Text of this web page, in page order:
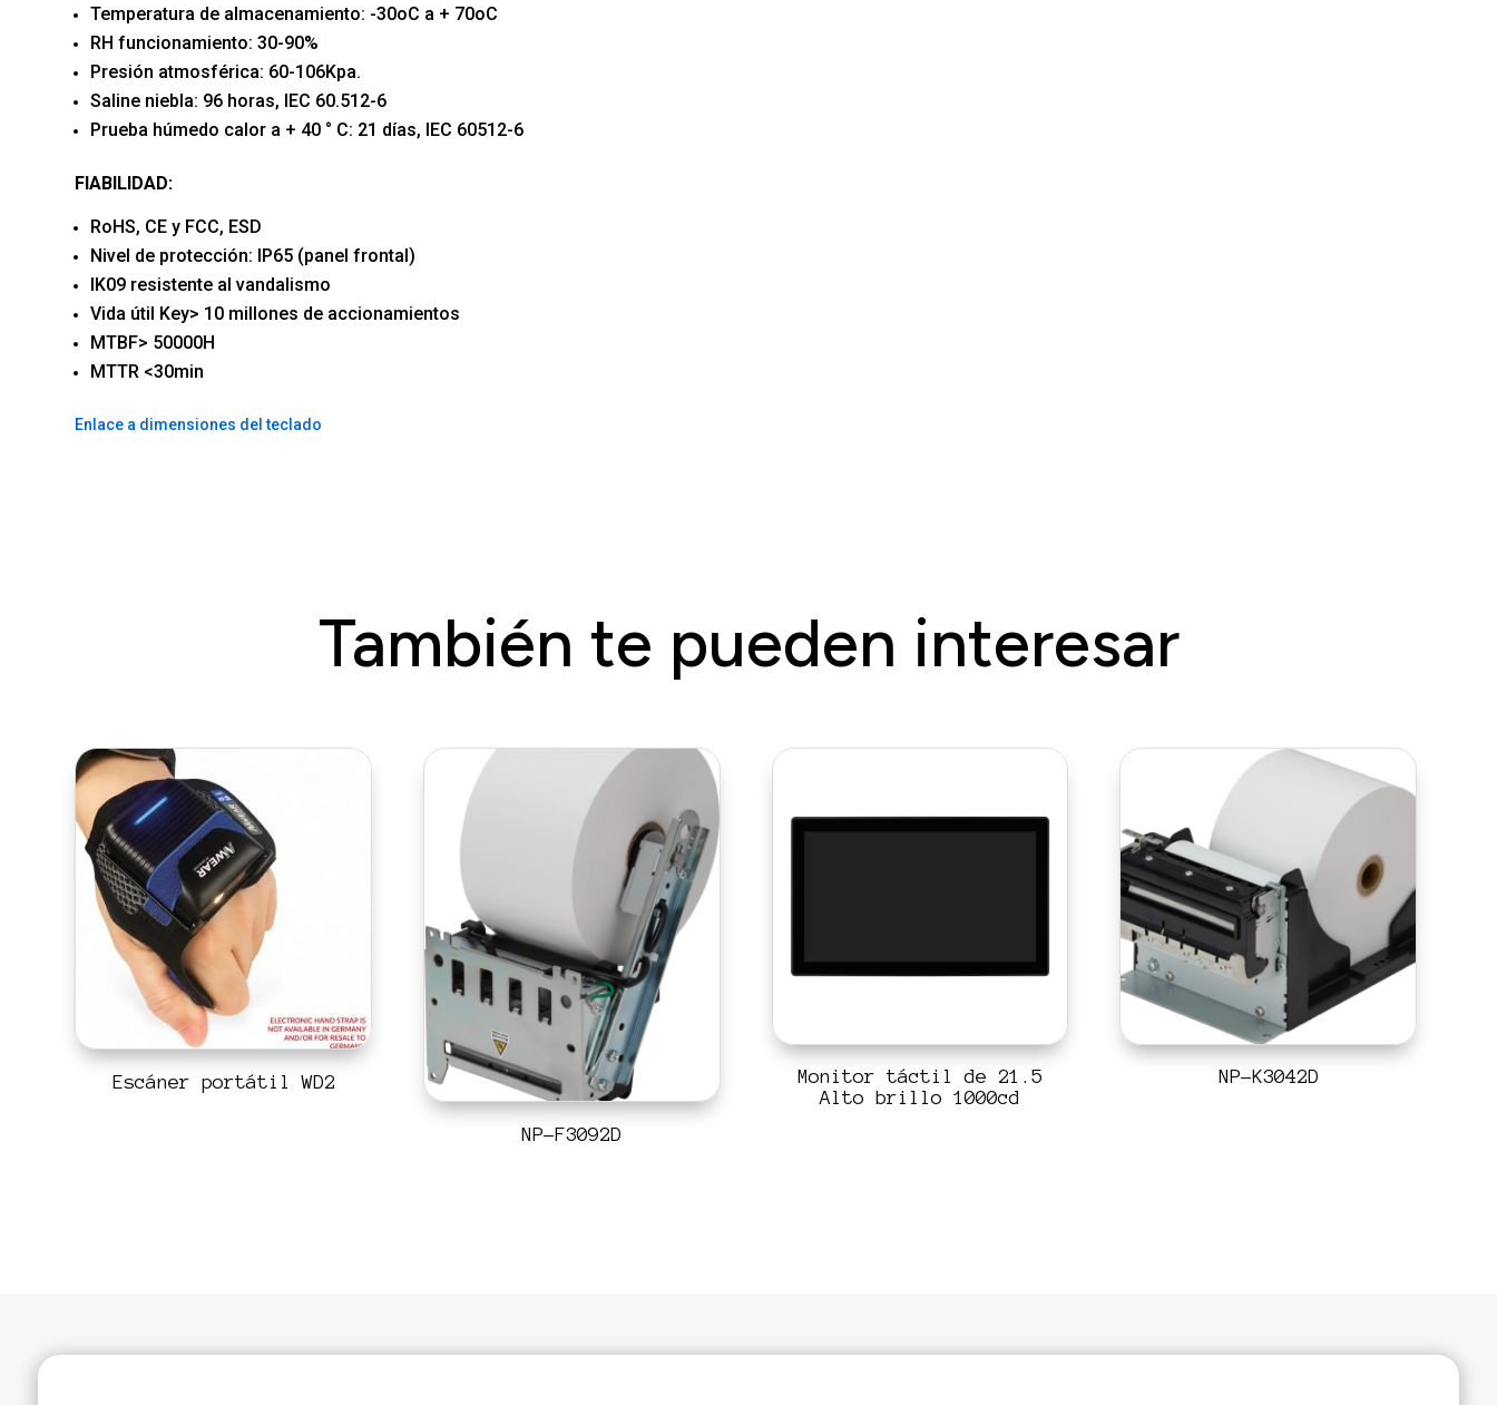
Temperatura de almacenamiento: -30oC a + 70oC
RH funcionamiento: 30-90%
Presión atmosférica: 60-106Kpa.
Saline niebla: 96 horas, IEC 60.512-6
Prueba húmedo calor a + 40 ° C: 21 días, IEC 60512-6
FIABILIDAD:
RoHS, CE y FCC, ESD
Nivel de protección: IP65 (panel frontal)
IK09 resistente al vandalismo
Vida útil Key> 10 millones de accionamientos
MTBF> 50000H
MTTR <30min
Enlace a dimensiones del teclado
También te pueden interesar
Escáner portátil WD2
NP-F3092D
Monitor táctil de 21.5
Alto brillo 1000cd
NP-K3042D